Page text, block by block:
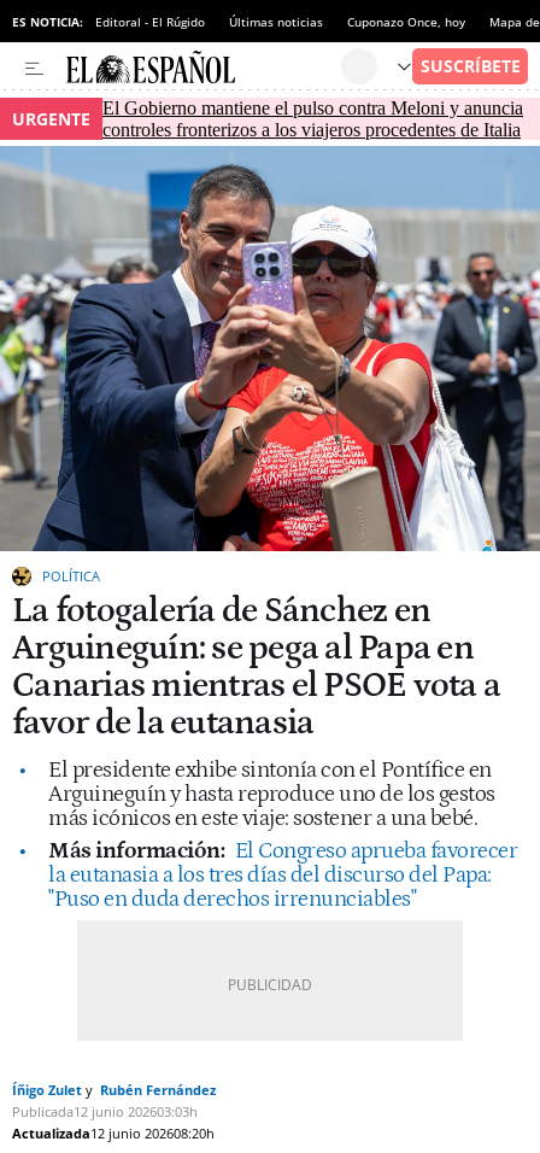
ES NOTICIA: Editoral - El Rúgido Últimas noticias Cuponazo Once, hoy Mapa
URGENTE
El Gobierno mantiene el pulso contra Meloni y anuncia
controles fronterizos a los viajeros procedentes de Italia
POLÍTICA
La fotogalería de Sánchez en
Arguineguín: se pega al Papa en
Canarias mientras el PSOE vota a
favor de la eutanasia
El presidente exhibe sintonía con el Pontífice en
Arguineguín y hasta reproduce uno de los gestos
más icónicos en este viaje: sostener a una bebé.
Más información: El Congreso aprueba favorecer
la eutanasia a los tres días del discurso del Papa:
"Puso en duda derechos irrenunciables"
Íñigo Zulet
Rubén Fernández
Publicada12 junio 202603:03h
Actualizada12 junio 202608:20h